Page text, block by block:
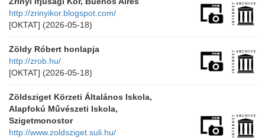
http://zrinyikor.blogspot.com/
[OKTAT] (2026-05-18)
Zöldy Róbert honlapja
http://zrob.hu/
[OKTAT] (2026-05-18)
Zöldsziget Körzeti Általános Iskola,
Alapfokú Művészeti Iskola,
Szigetmonostor
http://www.zoldsziget.suli.hu/